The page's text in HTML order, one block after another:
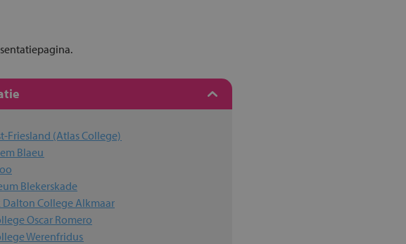
Friesland (Atlas College)
Blaeu
Blekerskade
Dalton College Alkmaar
Oscar Romero
Werenfridus